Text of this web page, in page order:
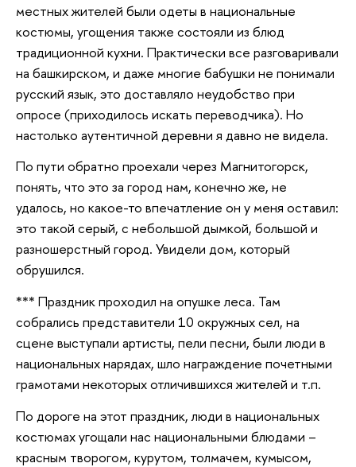
местных жителей были одеты в национальные
костюмы, угощения также состояли из блюд
традиционной кухни. Практически все разговаривали
на башкирском, и даже многие бабушки не понимали
русский язык, это доставляло неудобство при
опросе (приходилось искать переводчика). Но
настолько аутентичной деревни я давно не видела.
По пути обратно проехали через Магнитогорск,
понять, что это за город нам, конечно же, не
удалось, но какое-то впечатление он у меня оставил:
это такой серый, с небольшой дымкой, большой и
разношерстный город. Увидели дом, который
обрушился.
*** Праздник проходил на опушке леса. Там
собрались представители 10 окружных сел, на
сцене выступали артисты, пели песни, были люди в
национальных нарядах, шло награждение почетными
грамотами некоторых отличившихся жителей и т.п.
По дороге на этот праздник, люди в национальных
костюмах угощали нас национальными блюдами –
красным творогом, курутом, толмачем, кумысом,